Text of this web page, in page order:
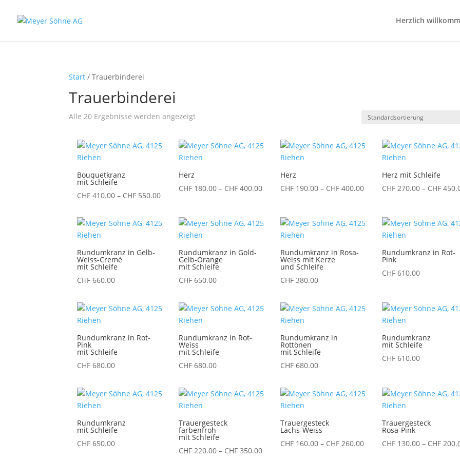
Herzlich
Start / Trauerbinderei
Trauerbinderei
Alle 20 Ergebnisse werden angezeigt
Bouquetkranz
mit Schleife
CHF 410.00 – CHF 550.00Preisspanne:
bis
CHF 550.00
Herz
CHF 180.00 – CHF 400.00Preisspanne:
CHF 400.00
Herz
CHF 190.00 – CHF 400.00Preisspanne:
CHF 400.00
Herz mit Schleife
CHF270.00 – CHF
Rundumkranz in Gelb-
Weiss-Cremé
mit Schleife
CHF 660.00
Rundumkranz in Gold-
Gelb-Orange
mit Schleife
CHF 650.00
Rundumkranz in Rosa-
Weiss mit Kerze
und Schleife
CHF 380.00
Rundumkranz in Rot-
Pink
CHF610.00
Rundumkranz in Rot-
Pink
mit Schleife
CHF 680.00
Rundumkranz in Rot-
Weiss
mit Schleife
CHF 680.00
Rundumkranz in
Rottönen
mit Schleife
CHF 680.00
Rundumkranz
mit Schleife
CHF610.00
Rundumkranz
mit Schleife
CHF 650.00
Trauergesteck
farbenfroh
mit Schleife
CHF 220.00 – CHF 350.00Preisspanne:
Trauergesteck
Lachs-Weiss
CHF 160.00 – CHF 260.00Preisspanne:
Trauergesteck
Rosa-Pink
CHF130.00 – CHF